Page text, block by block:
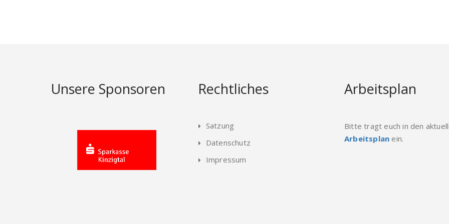
Unsere Sponsoren Rechtliches
Satzung
Datenschutz
Impressum
Arbeitsplan
Bitte tragt euch in den
Arbeitsplan ein.